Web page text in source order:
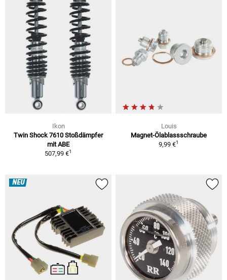
Ikon
Twin Shock 7610 Stoßdämpfer
mit ABE
507,99 €1
Louis
Magnet-Ölablassschraube
9,99 €1
NEU